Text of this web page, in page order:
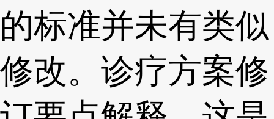
的标准并未有类似
修改。诊疗方案修